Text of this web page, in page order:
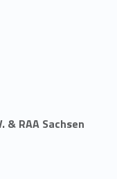
& RAA Sachsen